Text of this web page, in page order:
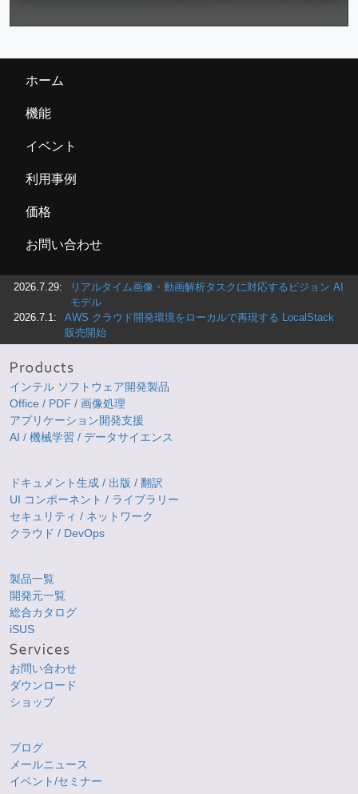
ホーム
機能
イベント
利用事例
価格
お問い合わせ
2026.7.29:
リアルタイム画像・動画解析タスクに対応するビジョン AI
モデル
2026.7.1:
AWS クラウド開発環境をローカルで再現する LocalStack
販売開始
インテル ソフトウェア開発製品
Office / PDF / 画像処理
アプリケーション開発支援
AI / 機械学習 / データサイエンス
ドキュメント生成 / 出版 / 翻訳
UI コンポーネント / ライブラリー
セキュリティ / ネットワーク
クラウド / DevOps
製品一覧
開発元一覧
総合カタログ
iSUS
お問い合わせ
ダウンロード
ショップ
ブログ
メールニュース
イベント/セミナー